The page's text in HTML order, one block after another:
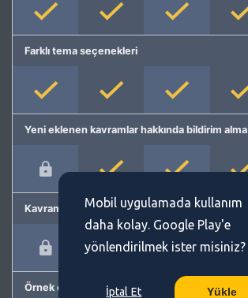
Farklı tema seçenekleri
Yeni eklenen kavramlar hakkında bildirim alma
Kavram önerme
Örnek cümleler
Mobil uygulamada kullanım
daha kolay. Google Play'e
yönlendirilmek ister misiniz?
İptal Et Yükle